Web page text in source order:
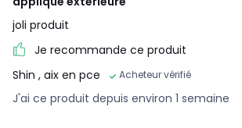
joli produit
Je recommande ce produit
Shin , aix en pce Acheteur vérifié
J'ai ce produit depuis environ 1 semaine